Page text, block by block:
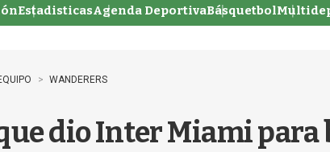
EstadisticasAgenda DeportivaBásquetbol
WANDERERS
dio Inter Miami para